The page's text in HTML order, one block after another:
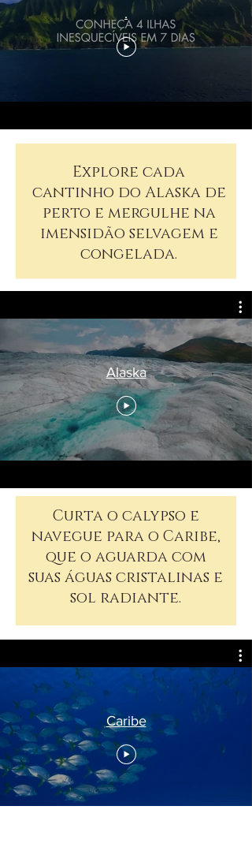
.
Explore cada
cantinho do Alaska de
perto e mergulhe na
imensidão selvagem e
congelada.
Alaska
Curta o calypso e
navegue para o Caribe,
que o aguarda com
suas águas cristalinas e
sol radiante.
Caribe